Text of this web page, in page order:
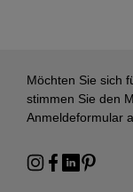
Möchten Sie sich
stimmen Sie den
Anmeldeformular